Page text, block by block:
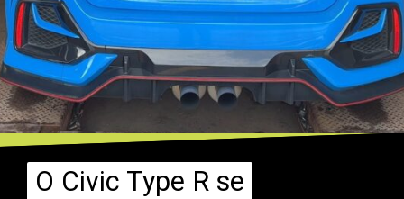
O Civic Type R se
O Civic Type R se